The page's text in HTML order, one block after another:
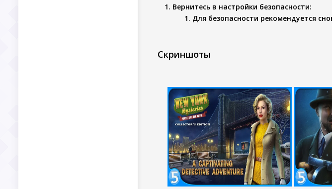
Вернитесь в настройки безопасности:
Для безопасности рекомендуется
Скриншоты